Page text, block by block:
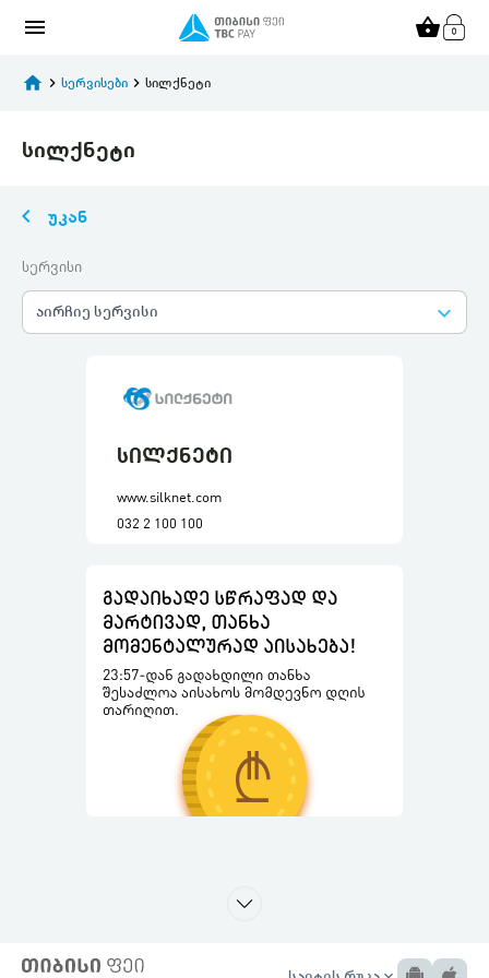
menu shopping_basket
home keyboard_arrow_right სერვისები keyboard_arrow_right სილქნეტი
სილქნეტი
keyboard_arrow_left უკან
სერვისი
აირჩიე სერვისი keyboard_arrow_down
სილქნეტი
www.silknet.com
032 2 100 100